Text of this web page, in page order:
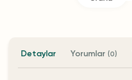
Detaylar Yorumlar (0)